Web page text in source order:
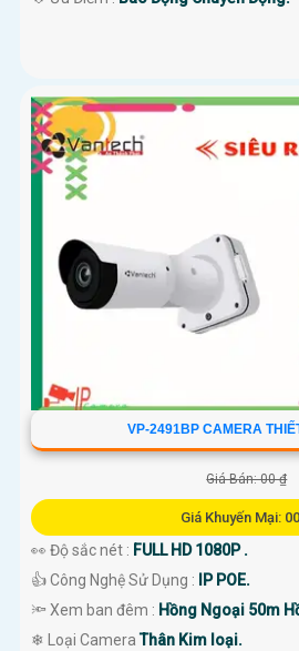
VP-2491BP CAMERA
Giá Bán: 00 ₫
Giá Khuyến Mại:
👀 Độ sắc nét : FULL HD 1080P .
👍 Công Nghệ Sử Dụng :
IP POE.
🔦 Xem ban đêm : Hồng Ngoại 50m
❄ Loại CameraThân Kim loại.